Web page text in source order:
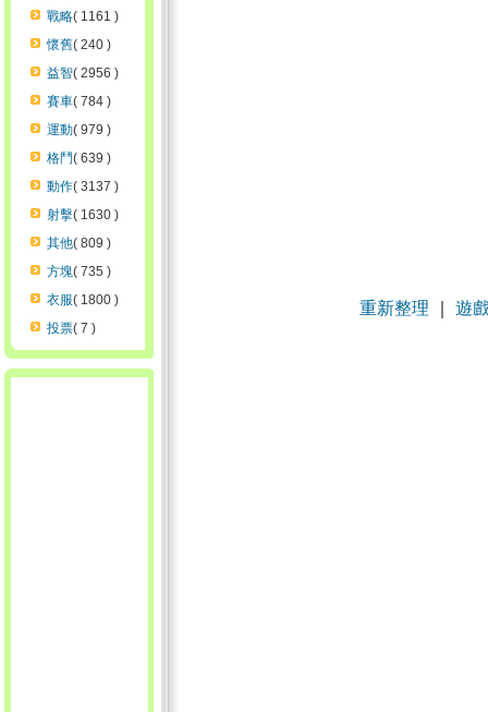
戰略( 1161 )
懷舊( 240 )
益智( 2956 )
賽車( 784 )
運動( 979 )
格鬥( 639 )
動作( 3137 )
射擊( 1630 )
其他( 809 )
方塊( 735 )
衣服( 1800 )
投票( 7 )
重新整理 遊